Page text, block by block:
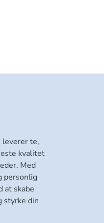
leverer te,
kvalitet
Med
personlig
at skabe
styrke din